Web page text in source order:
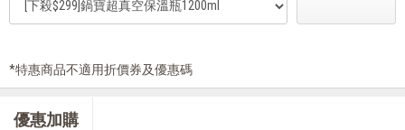
*特惠商品不適用折價券及優惠碼
優惠加購